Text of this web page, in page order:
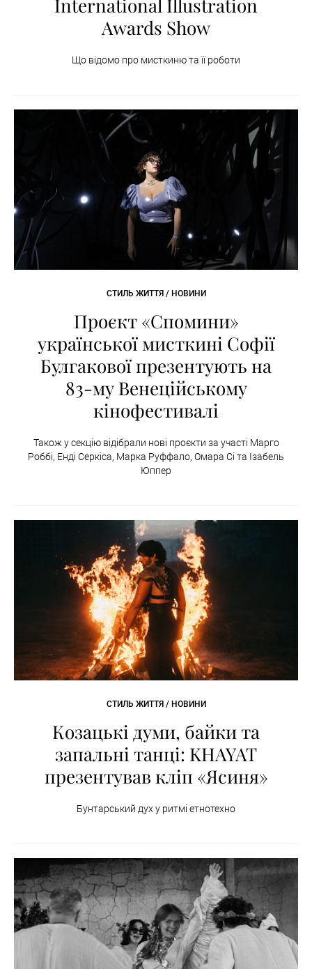
International Illustration
Awards Show
Що відомо про мисткиню та її роботи
СТИЛЬ ЖИТТЯ / НОВИНИ
Проєкт «Спомини»
української мисткині Софії
Булгакової презентують на
83-му Венеційському
кінофестивалі
Також у секцію відібрали нові проєкти за участі Марго
Роббі, Енді Серкіса, Марка Руффало, Омара Сі та Ізабель
Юппер
СТИЛЬ ЖИТТЯ / НОВИНИ
Козацькі думи, байки та
запальні танці: KHAYAT
презентував кліп «Ясиня»
Бунтарський дух у ритмі етнотехно